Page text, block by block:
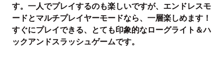
す。一人でプレイするのも楽しいですが、エンドレスモ
ードとマルチプレイヤーモードなら、一層楽しめます！
すぐにプレイできる、とても印象的なローグライト＆ハ
ックアンドスラッシュゲームです。